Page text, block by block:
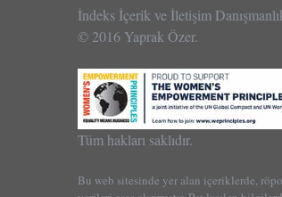
İndeks İçerik ve İletişim
© 2016 Yaprak Özer.
Tüm hakları saklıdır.
Bu web sitesinde yer alan içeriklerde,